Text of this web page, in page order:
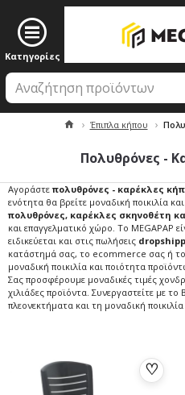
Έπιπλα κήπου
Πολυθρόνες -
Αγοράστεπολυθρόνες - καρέκλες
ενότητα θα βρείτε μοναδική ποικιλία
πολυθρόνες, καρέκλες σκηνοθέτη
και επαγγελματικό χώρο. Το MEGAPAP
ειδικεύεται και στις πωλήσεις
κατάστημά σας, το ecommerce σας ή
μοναδική ποικιλία και ποιότητα
Σας προσφέρουμε μοναδικές τιμές
χιλιάδες προϊόντα. Συνεργαστείτε με
πλεονεκτήματα και τη μοναδική
♡